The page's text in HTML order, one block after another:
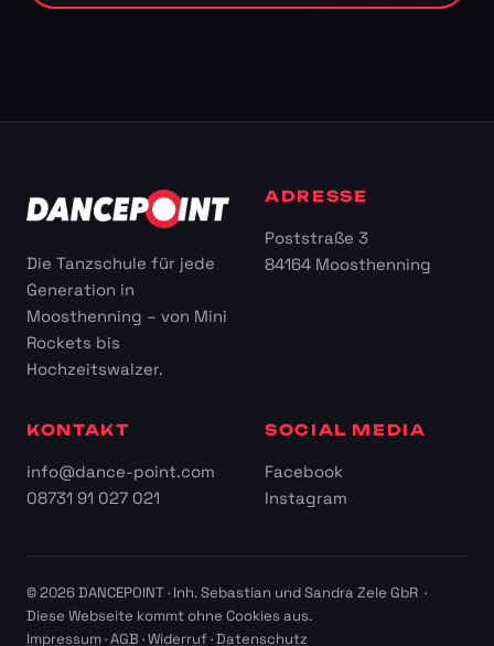
Die Tanzschule für jede
Generation in
Moosthenning – von Mini
Rockets bis
Hochzeitswalzer.
ADRESSE
Poststraße 3
84164 Moosthenning
KONTAKT
info@dance-point.com
08731 91 027 021
SOCIAL MEDIA
Facebook
Instagram
© 2026 DANCEPOINT · Inh. Sebastian und Sandra Zele GbR ·
Diese Webseite kommt ohne Cookies aus.
Impressum·AGB ·Widerruf·Datenschutz